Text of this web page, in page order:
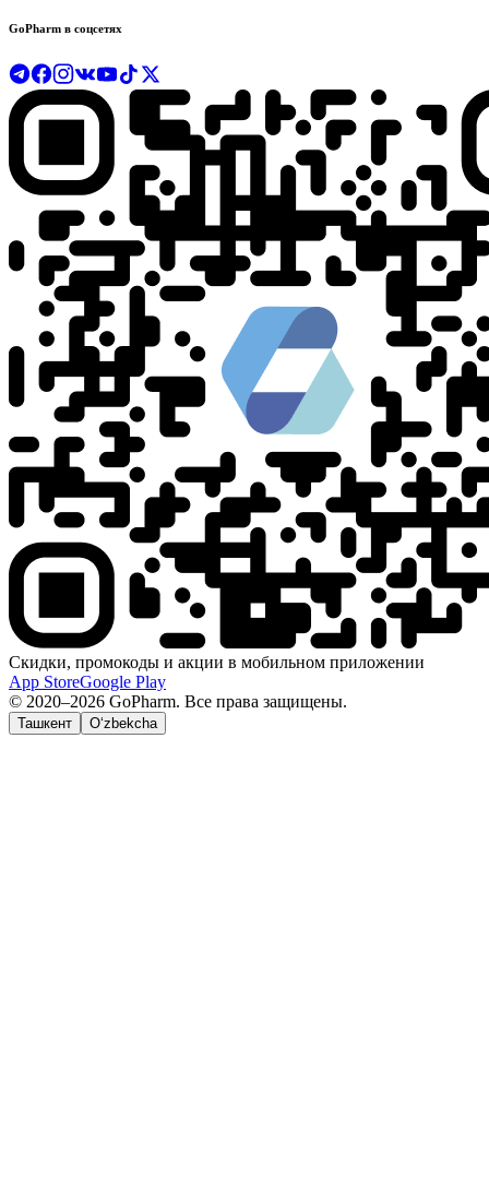
GoPharm в соцсетях
Скидки, промокоды и акции в мобильном приложении
App StoreGoogle Play
© 2020–2026 GoPharm. Все права защищены.
Ташкент O‘zbekcha